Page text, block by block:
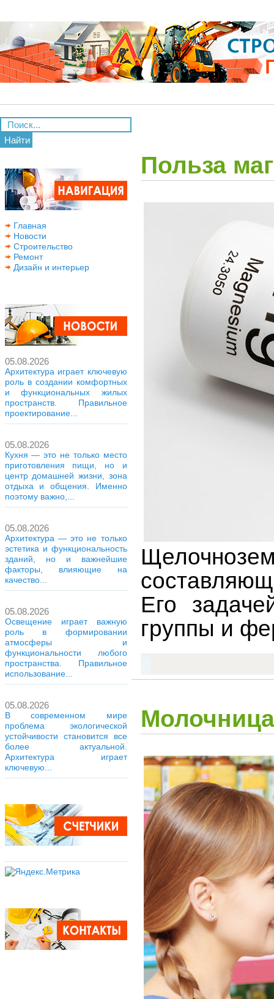
Найти
Главная
Новости
Строительство
Ремонт
Дизайн и интерьер
05.08.2026
Архитектура играет ключевую
роль в создании комфортных
и функциональных жилых
пространств. Правильное
проектирование...
05.08.2026
Кухня — это не только место
приготовления пищи, но и
центр домашней жизни, зона
отдыха и общения. Именно
поэтому важно,...
05.08.2026
Архитектура — это не только
эстетика и функциональность
зданий, но и важнейшие
факторы, влияющие на
качество...
05.08.2026
Освещение играет важную
роль в формировании
атмосферы и
функциональности любого
пространства. Правильное
использование...
05.08.2026
В современном мире
проблема экологической
устойчивости становится все
более актуальной.
Архитектура играет
ключевую...
Польза
Его
группы и